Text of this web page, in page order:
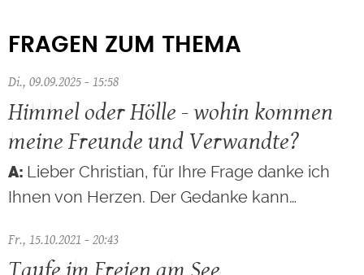
FRAGEN ZUM THEMA
Di., 09.09.2025 - 15:58
Himmel oder Hölle - wohin kommen
meine Freunde und Verwandte?
Lieber Christian, für Ihre Frage danke ich
Ihnen von Herzen. Der Gedanke kann…
Fr., 15.10.2021 - 20:43